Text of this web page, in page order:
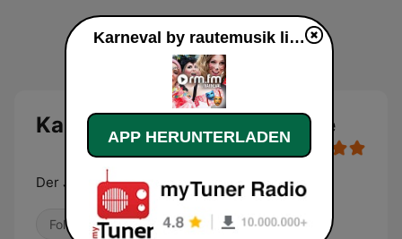
Karneval by rautemusik Live
Der Jeckensender
Folk Classic Rock Weltmusik
Karneval by rautemusik live
APP HERUNTERLADEN